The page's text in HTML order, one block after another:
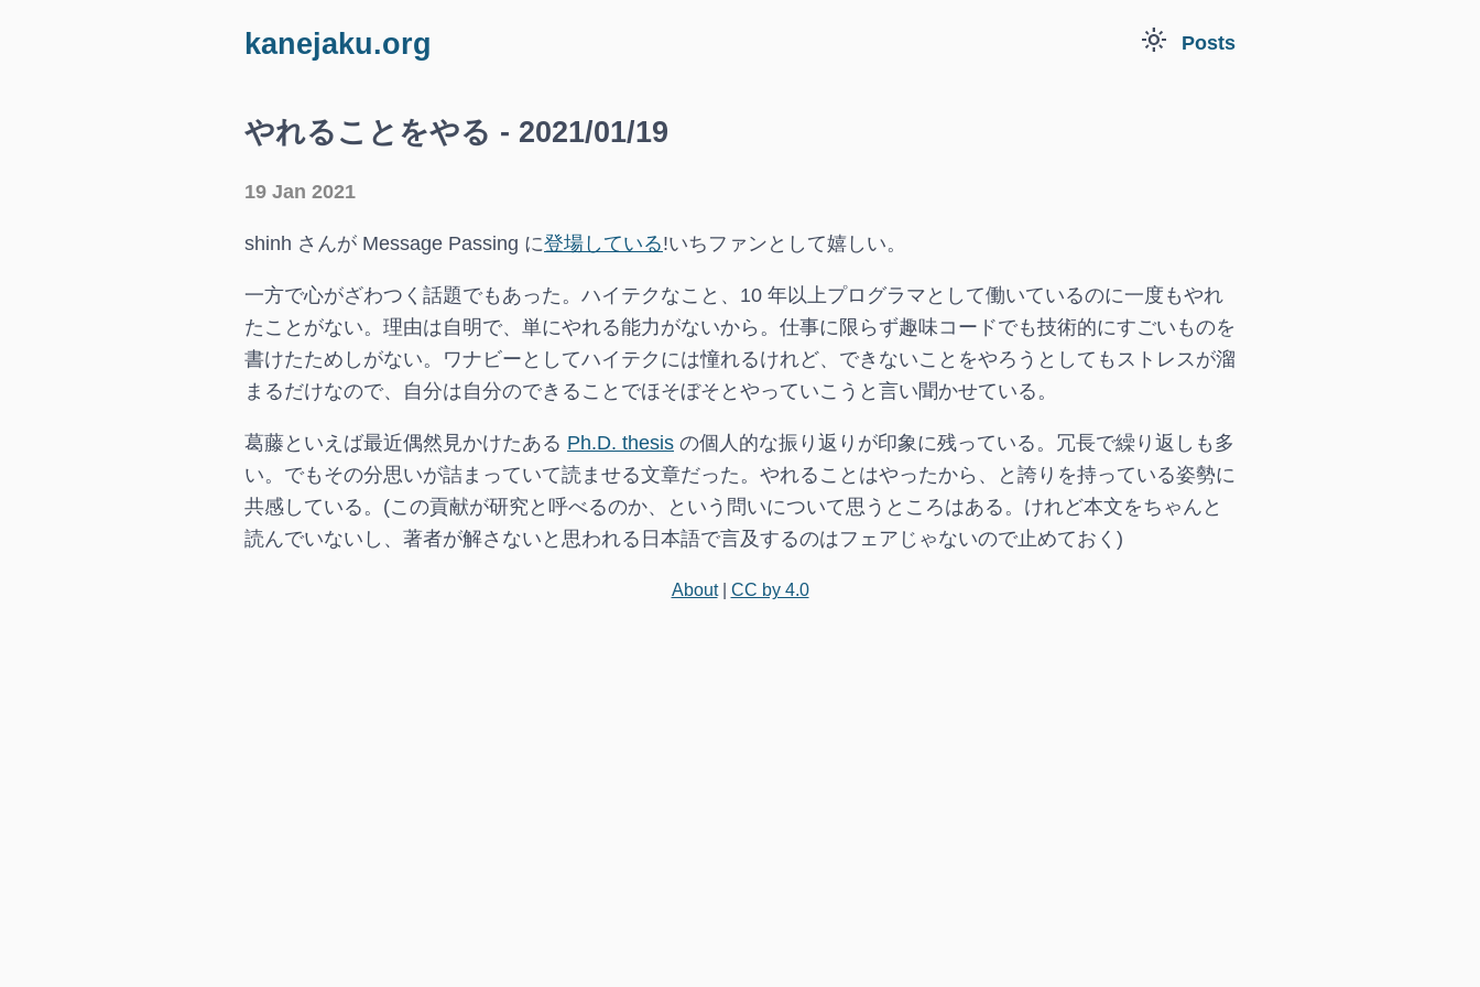
kanejaku.org light_mode Posts
やれることをやる - 2021/01/19
19 Jan 2021
shinh さんが Message Passing に登場している!いちファンとして嬉しい。
一方で心がざわつく話題でもあった。ハイテクなこと、10 年以上プログラマとして働いているのに一度もやれ
たことがない。理由は自明で、単にやれる能力がないから。仕事に限らず趣味コードでも技術的にすごいものを
書けたためしがない。ワナビーとしてハイテクには憧れるけれど、できないことをやろうとしてもストレスが溜
まるだけなので、自分は自分のできることでほそぼそとやっていこうと言い聞かせている。
葛藤といえば最近偶然見かけたある Ph.D. thesis の個人的な振り返りが印象に残っている。冗長で繰り返しも多
い。でもその分思いが詰まっていて読ませる文章だった。やれることはやったから、と誇りを持っている姿勢に
共感している。(この貢献が研究と呼べるのか、という問いについて思うところはある。けれど本文をちゃんと
読んでいないし、著者が解さないと思われる日本語で言及するのはフェアじゃないので止めておく)
About| CC by 4.0